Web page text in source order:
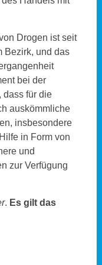
Drogen ist seit
Bezirk, und das
bei der
dass für die
auskömmliche
insbesondere
in Form von
und
zur Verfügung
. Es gilt das